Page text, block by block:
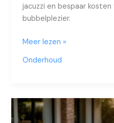
jacuzzi en bespaar
bubbelplezier.
Hoe
je
Meer lezen »
Onderhoud